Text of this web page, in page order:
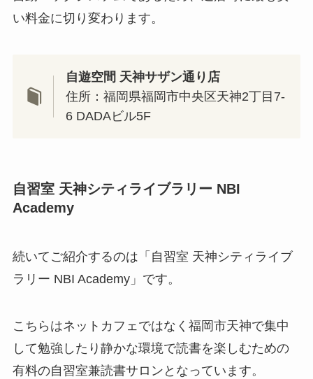
い料金に切り変わります。
自遊空間 天神サザン通り店
住所：福岡県福岡市中央区天神2丁目7-
6 DADAビル5F
自習室 天神シティライブラリー NBI
Academy
続いてご紹介するのは「自習室 天神シティライブ
ラリー NBI Academy」です。
こちらはネットカフェではなく福岡市天神で集中
して勉強したり静かな環境で読書を楽しむための
有料の自習室兼読書サロンとなっています。